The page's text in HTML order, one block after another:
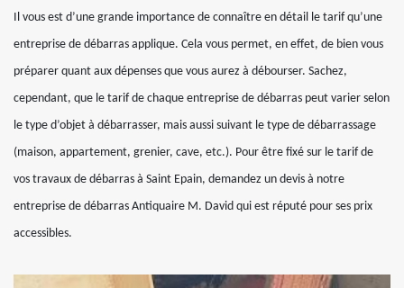
Il vous est d’une grande importance de connaître en détail le tarif qu’une
entreprise de débarras applique. Cela vous permet, en effet, de bien vous
préparer quant aux dépenses que vous aurez à débourser. Sachez,
cependant, que le tarif de chaque entreprise de débarras peut varier selon
le type d’objet à débarrasser, mais aussi suivant le type de débarrassage
(maison, appartement, grenier, cave, etc.). Pour être fixé sur le tarif de
vos travaux de débarras à Saint Epain, demandez un devis à notre
entreprise de débarras Antiquaire M. David qui est réputé pour ses prix
accessibles.